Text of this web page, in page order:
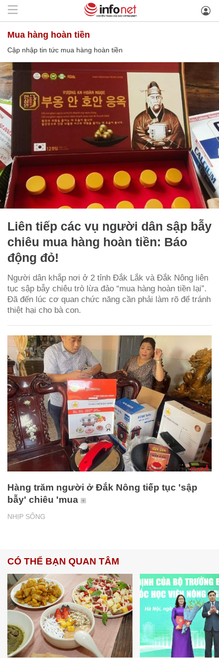
mua hàng hoàn tiền
Cập nhập tin tức mua hàng hoàn tiền
Liên tiếp các vụ người dân sập bẫy
chiêu mua hàng hoàn tiền: Báo
động đỏ!
Người dân khắp nơi ở 2 tỉnh Đắk Lắk và Đắk Nông liên
tục sập bẫy chiêu trò lừa đảo “mua hàng hoàn tiền lại”.
Đã đến lúc cơ quan chức năng cần phải làm rõ để tránh
thiệt hại cho bà con.
NHỊP SỐNG
Hàng trăm người ở Đắk Nông tiếp tục 'sập
bẫy' chiêu 'mua
CÓ THỂ BẠN QUAN TÂM